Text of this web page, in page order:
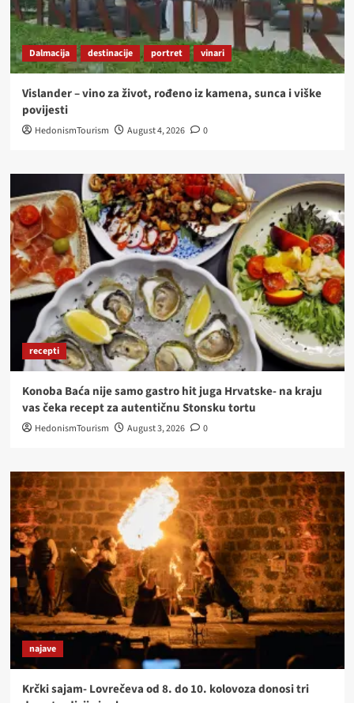
Dalmacija destinacije portret vinari
Vislander – vino za život, rođeno iz kamena, sunca i viške
povijesti
HedonismTourism August 4, 2026 0
recepti
Konoba Baća nije samo gastro hit juga Hrvatske- na kraju
vas čeka recept za autentičnu Stonsku tortu
HedonismTourism August 3, 2026 0
najave
Krčki sajam- Lovrečeva od 8. do 10. kolovoza donosi tri